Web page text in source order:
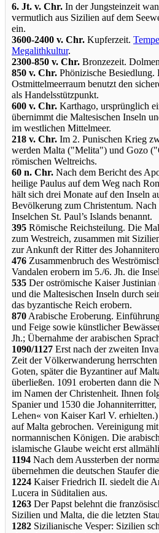
6. Jt. v. Chr. In der Jungsteinzeit
vermutlich aus Sizilien auf dem
ein.
3600-2400 v. Chr. Kupferzeit.
Megalithkultur.
2300-850 v. Chr. Bronzezeit.
850 v. Chr. Phönizische Besiedlung.
Ostmittelmeerraum benutzt den
als Handelsstützpunkt.
600 v. Chr. Karthago, ursprünglich
übernimmt die Maltesischen Inseln
im westlichen Mittelmeer.
218 v. Chr. Im 2. Punischen Krieg
werden Malta ("Melita") und Gozo
römischen Weltreichs.
60 n. Chr. Nach dem Bericht des
heilige Paulus auf dem Weg nach
hält sich drei Monate auf den Inseln
Bevölkerung zum Christentum.
Inselchen St. Paul’s Islands benannt.
395 Römische Reichsteilung. Die
zum Westreich, zusammen mit
zur Ankunft der Ritter des
476 Zusammenbruch des
Vandalen erobern im 5./6. Jh. die
535 Der oströmische Kaiser
und die Maltesischen Inseln durch
das byzantische Reich erobern.
870 Arabische Eroberung.
und Feige sowie künstlicher
Jh.; Übernahme der arabischen
1090/1127 Erst nach der zweiten
Zeit der Völkerwanderung
Goten, später die Byzantiner auf
überließen. 1091 eroberten dann die
im Namen der Christenheit. Ihnen
Spanier und 1530 die
Lehen« von Kaiser Karl V.
auf Malta gebrochen. Vereinigung
normannischen Königen. Die
islamische Glaube weicht erst
1194 Nach dem Aussterben der
übernehmen die deutschen Staufer
1224 Kaiser Friedrich II. siedelt die
Lucera in Süditalien aus.
1263 Der Papst belehnt die
Sizilien und Malta, die die letzten
1282 Sizilianische Vesper: Sizilien